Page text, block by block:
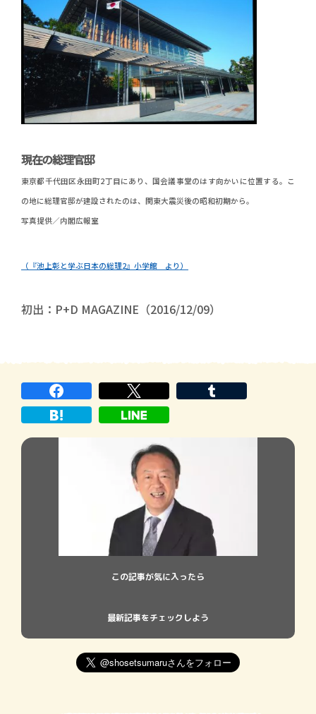
現在の総理官邸
東京都千代田区永田町2丁目にあり、国会議事堂のはす向かいに位置する。こ
の地に総理官邸が建設されたのは、関東大震災後の昭和初期から。
写真提供／内閣広報室
（『池上彰と学ぶ日本の総理2』小学館 より）
初出：P+D MAGAZINE（2016/12/09）
この記事が気に入ったら
最新記事をチェックしよう